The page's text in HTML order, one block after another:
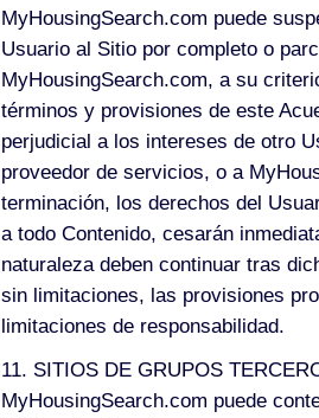
MyHousingSearch.com puede
Usuario al Sitio por completo o
MyHousingSearch.com, a su
términos y provisiones de este
perjudicial a los intereses de otro
proveedor de servicios, o a
terminación, los derechos del
a todo Contenido, cesarán
naturaleza deben continuar tras
sin limitaciones, las provisiones
limitaciones de responsabilidad.
11. SITIOS DE GRUPOS
MyHousingSearch.com puede